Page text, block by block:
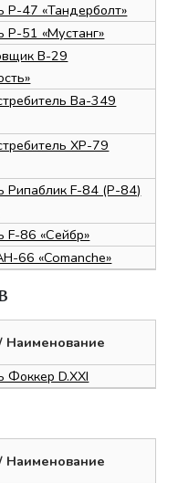
P-47 «Тандерболт»
P-51 «Мустанг»
B-29
Ba-349
XP-79
Рипаблик F-84 (P-84)
F-86 «Сейбр»
66 «Comanche»
Наименование
Фоккер D.XXI
Наименование